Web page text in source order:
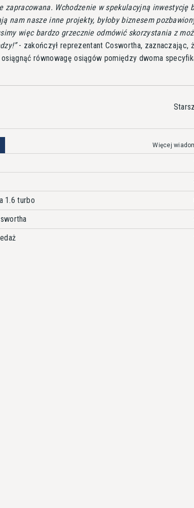
zapracowana. Wchodzenie w spekulacyjną inwestycję
nam nasze inne projekty, byłoby biznesem
więc bardzo grzecznie odmówić skorzystania z
- zakończył reprezentant Coswortha, zaznaczając,
równowagę osiągów pomiędzy dwoma
Więcej
1.6 turbo